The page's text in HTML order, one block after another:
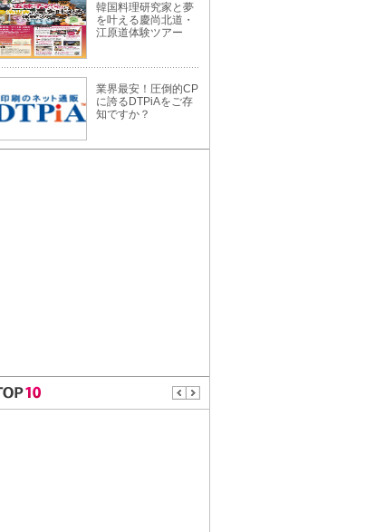
韓国料理研究家と夢
を叶える慶尚北道・
江原道体験ツアー
業界最安！圧倒的CP
に誇るDTPiAをご存
知ですか？